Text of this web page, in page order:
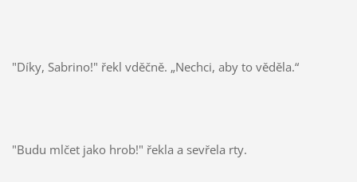
"Díky, Sabrino!" řekl vděčně. „Nechci, aby to věděla.“
"Budu mlčet jako hrob!" řekla a sevřela rty.